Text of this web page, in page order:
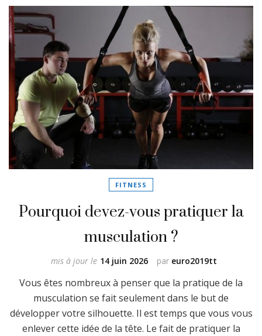
FITNESS
Pourquoi devez-vous pratiquer la
musculation ?
par euro2019tt
mis à jour le 14 juin 2026
Vous êtes nombreux à penser que la pratique de la
musculation se fait seulement dans le but de
développer votre silhouette. Il est temps que vous vous
enlever cette idée de la tête. Le fait de pratiquer la